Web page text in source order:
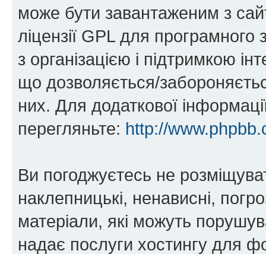
може бути завантаженим з
ліцензії GPL для
з організацією і підтримкою
що дозволяється/
них. Для додаткової
перегляньте: http://
Ви погоджуєтесь не
наклепницькі, ненависні,
матеріали, які можуть
надає послуги хостингу для